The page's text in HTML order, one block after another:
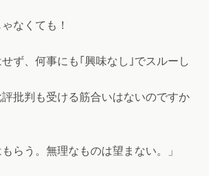
なくても！
ず、何事にも｢興味なし｣でスルーし
批判も受ける筋合いはないのですか
らう。無理なものは望まない。」